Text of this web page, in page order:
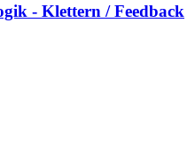
- Klettern / Feedback